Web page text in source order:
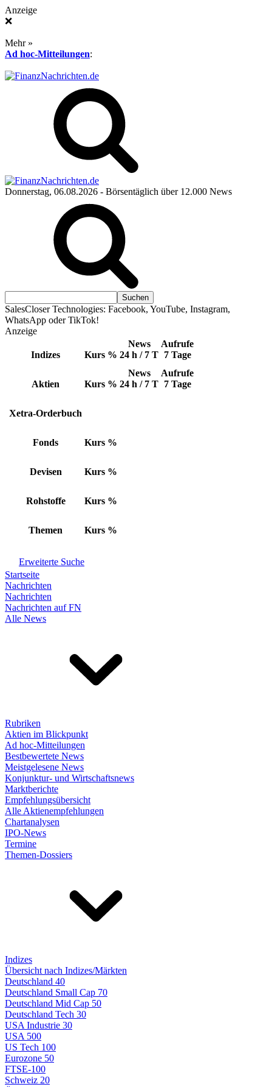
Anzeige
❌
Mehr »
Ad hoc-Mitteilungen:
Donnerstag, 06.08.2026 - Börsentäglich über 12.000 News
SalesCloser Technologies: Facebook, YouTube, Instagram,
WhatsApp oder TikTok!
Anzeige
Indizes Kurs %
News
24 h / 7 T
Aufrufe
7 Tage
Aktien Kurs %
News
24 h / 7 T
Aufrufe
7 Tage
Xetra-Orderbuch
Fonds Kurs %
Devisen Kurs %
Rohstoffe Kurs %
Themen Kurs %
Erweiterte Suche
Startseite
Nachrichten
Nachrichten
Nachrichten auf FN
Alle News
Rubriken
Aktien im Blickpunkt
Ad hoc-Mitteilungen
Bestbewertete News
Meistgelesene News
Konjunktur- und Wirtschaftsnews
Marktberichte
Empfehlungsübersicht
Alle Aktienempfehlungen
Chartanalysen
IPO-News
Termine
Themen-Dossiers
Indizes
Übersicht nach Indizes/Märkten
Deutschland 40
Deutschland Small Cap 70
Deutschland Mid Cap 50
Deutschland Tech 30
USA Industrie 30
USA 500
US Tech 100
Eurozone 50
FTSE-100
Schweiz 20